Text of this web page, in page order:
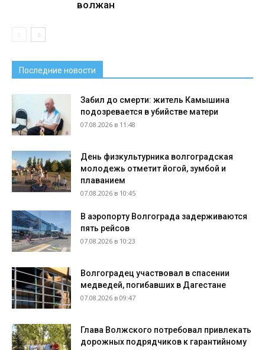
волжан
Последние новости
Забил до смерти: житель Камышина
подозревается в убийстве матери
07.08.2026 в 11:48
День физкультурника волгоградская
молодежь отметит йогой, зумбой и
плаванием
07.08.2026 в 10:45
В аэропорту Волгограда задерживаются
пять рейсов
07.08.2026 в 10:23
Волгоградец участвовал в спасении
медведей, погибавших в Дагестане
07.08.2026 в 09:47
Глава Волжского потребовал привлекать
дорожных подрядчиков к гарантийному